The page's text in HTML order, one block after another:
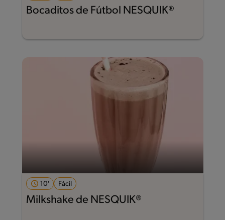
Bocaditos de Fútbol NESQUIK®
10' Fácil
Milkshake de NESQUIK®